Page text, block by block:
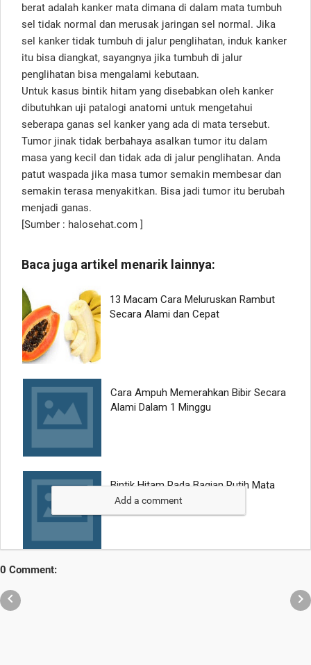
berat adalah kanker mata dimana di dalam mata tumbuh
sel tidak normal dan merusak jaringan sel normal. Jika
sel kanker tidak tumbuh di jalur penglihatan, induk kanker
itu bisa diangkat, sayangnya jika tumbuh di jalur
penglihatan bisa mengalami kebutaan.
Untuk kasus bintik hitam yang disebabkan oleh kanker
dibutuhkan uji patalogi anatomi untuk mengetahui
seberapa ganas sel kanker yang ada di mata tersebut.
Tumor jinak tidak berbahaya asalkan tumor itu dalam
masa yang kecil dan tidak ada di jalur penglihatan. Anda
patut waspada jika masa tumor semakin membesar dan
semakin terasa menyakitkan. Bisa jadi tumor itu berubah
menjadi ganas.
[Sumber : halosehat.com ]
Add a comment
0 Comment:
 